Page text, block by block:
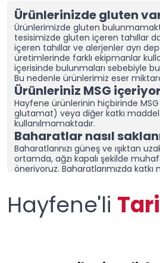
Ürünlerinizde gluten
Ürünlerimizde gluten
tesisimizde gluten içeren tahıllar
içeren tahıllar ve alerjenler ayrı
üretimlerinde farklı ekipmanlar
içerisinde bulunmaları sebebiyle
Bu nedenle ürünlerimiz eser
Ürünleriniz MSG
Hayfene ürünlerinin hiçbirinde
glutamat) veya diğer katkı
kullanılmamaktadır.
Baharatlar nasıl
Baharatlarınızı güneş ve ışıktan
ortamda, ağzı kapalı şekilde
öneriyoruz. Baharatlarımızda katkı
için ürünlerimizin ağzının kapalı
kuru bir alanda saklayın.
Nemli bir
baharatlarınızı sakladığınız dolap/
elinizle tekrar toz haline getirerek
Hayfene'li